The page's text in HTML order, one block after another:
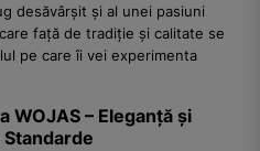
desăvârșit și al unei pasiuni
față de tradiție și calitate se
pe care îi vei experimenta
WOJAS – Eleganță și